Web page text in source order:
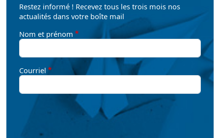
Restez informé ! Recevez tous les trois mois nos
actualités dans votre boîte mail
Nom et prénom
Courriel